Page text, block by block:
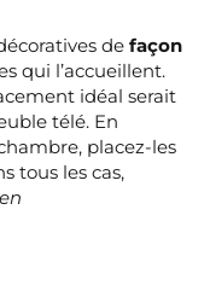
de façon
qui l’accueillent.
idéal serait
télé. En
placez-les
tous les cas,